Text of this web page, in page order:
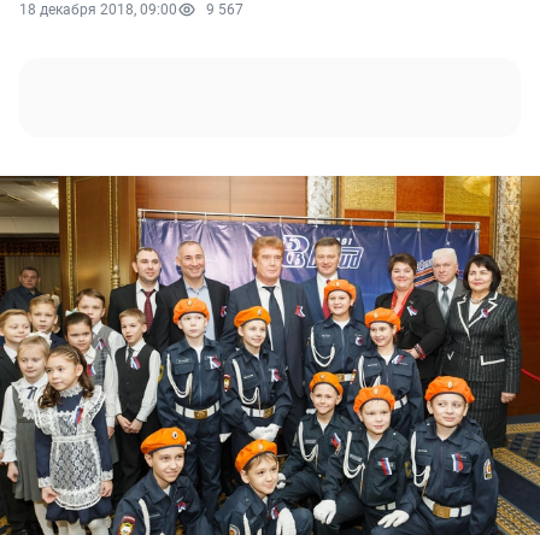
18 декабря 2018, 09:00 9 567